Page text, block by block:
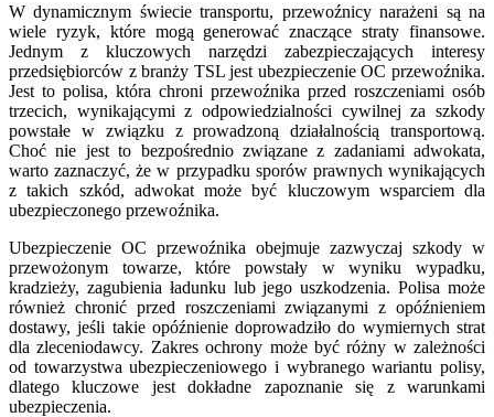
W dynamicznym świecie transportu, przewoźnicy narażeni są na
wiele ryzyk, które mogą generować znaczące straty finansowe.
Jednym z kluczowych narzędzi zabezpieczających interesy
przedsiębiorców z branży TSL jest ubezpieczenie OC przewoźnika.
Jest to polisa, która chroni przewoźnika przed roszczeniami osób
trzecich, wynikającymi z odpowiedzialności cywilnej za szkody
powstałe w związku z prowadzoną działalnością transportową.
Choć nie jest to bezpośrednio związane z zadaniami adwokata,
warto zaznaczyć, że w przypadku sporów prawnych wynikających
z takich szkód, adwokat może być kluczowym wsparciem dla
ubezpieczonego przewoźnika.
Ubezpieczenie OC przewoźnika obejmuje zazwyczaj szkody w
przewożonym towarze, które powstały w wyniku wypadku,
kradzieży, zagubienia ładunku lub jego uszkodzenia. Polisa może
również chronić przed roszczeniami związanymi z opóźnieniem
dostawy, jeśli takie opóźnienie doprowadziło do wymiernych strat
dla zleceniodawcy. Zakres ochrony może być różny w zależności
od towarzystwa ubezpieczeniowego i wybranego wariantu polisy,
dlatego kluczowe jest dokładne zapoznanie się z warunkami
ubezpieczenia.